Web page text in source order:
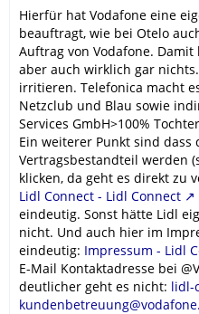
Hierfür hat Vodafone eine
beauftragt, wie bei Otelo
Auftrag von Vodafone.
aber auch wirklich gar
irritieren. Telefonica macht
Netzclub und Blau sowie
Services GmbH>100%
Ein weiterer Punkt sind dass
Vertragsbestandteil werden
klicken, da geht es direkt zu
Lidl Connect - Lidl Connect
eindeutig. Sonst hätte Lidl
nicht. Und auch hier im
eindeutig: Impressum - Lidl
E-Mail Kontaktadresse bei
deutlicher geht es nicht: lidl-